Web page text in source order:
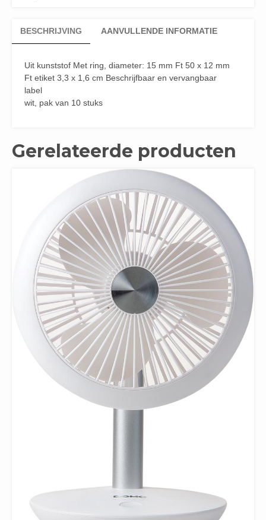
BESCHRIJVING AANVULLENDE INFORMATIE
Uit kunststof Met ring, diameter: 15 mm Ft 50 x 12 mm
Ft etiket 3,3 x 1,6 cm Beschrijfbaar en vervangbaar
label
wit, pak van 10 stuks
Gerelateerde producten